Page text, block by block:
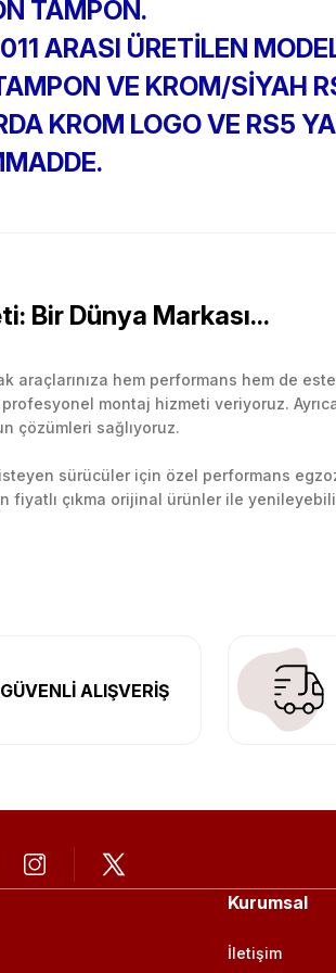
TAMPON.
ARASI ÜRETİLEN
VE KROM/SİYAH
KROM LOGO VE RS5
Bir Dünya Markası...
araçlarınıza hem performans hem de
profesyonel montaj hizmeti veriyoruz.
çözümleri sağlıyoruz.
sürücüler için özel performans
fiyatlı çıkma orijinal ürünler ile
dayanıklı ve uzun ömürlüdür.
GÜVENLİ ALIŞVERİŞ
Kurumsal
İletişim